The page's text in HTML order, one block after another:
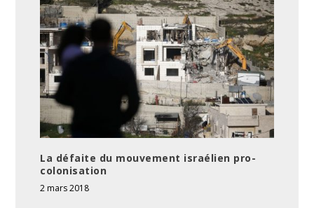
La défaite du mouvement israélien pro-
colonisation
2 mars 2018